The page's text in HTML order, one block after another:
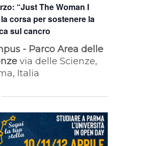
“Just The Woman I
corsa per sostenere la
sul cancro
- Parco Area delle
via delle Scienze,
Italia